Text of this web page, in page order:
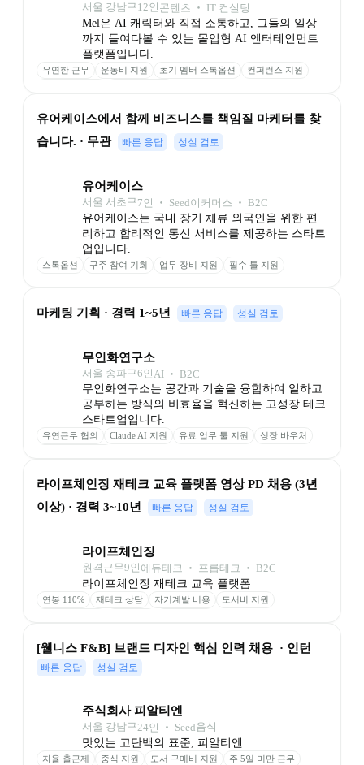
서울 강남구12인 콘텐츠 ‧ IT 컨설팅
Mel은 AI 캐릭터와 직접 소통하고, 그들의 일상
까지 들여다볼 수 있는 몰입형 AI 엔터테인먼트
플랫폼입니다.
유연한 근무 운동비 지원 초기 멤버 스톡옵션
컨퍼런스 지원
유어케이스에서 함께 비즈니스를 책임질 마케터를 찾
습니다. · 무관
빠른 응답 성실 검토
유어케이스
서울 서초구7인 ‧ Seed이커머스 ‧ B2C
유어케이스는 국내 장기 체류 외국인을 위한 편
리하고 합리적인 통신 서비스를 제공하는 스타트
업입니다.
스톡옵션 구주 참여 기회 업무 장비 지원 필수 툴 지원
마케팅 기획 · 경력 1~5년 빠른 응답 성실 검토
무인화연구소
서울 송파구6인 AI ‧ B2C
무인화연구소는 공간과 기술을 융합하여 일하고
공부하는 방식의 비효율을 혁신하는 고성장 테크
스타트업입니다.
유연근무 협의 Claude AI 지원 유료 업무 툴 지원
성장 바우처
라이프체인징 재테크 교육 플랫폼 영상 PD 채용 (3년
이상) · 경력 3~10년
빠른 응답 성실 검토
라이프체인징
원격근무9인 에듀테크 ‧ 프롭테크 ‧ B2C
라이프체인징 재테크 교육 플랫폼
연봉 110% 재테크 상담 자기계발 비용
도서비 지원
[웰니스 F&B] 브랜드 디자인 핵심 인력 채용  · 인턴
빠른 응답 성실 검토
주식회사 피알티엔
서울 강남구24인 ‧ Seed음식
맛있는 고단백의 표준, 피알티엔
자율 출근제 중식 지원 도서 구매비 지원 주 5일 미만 근무